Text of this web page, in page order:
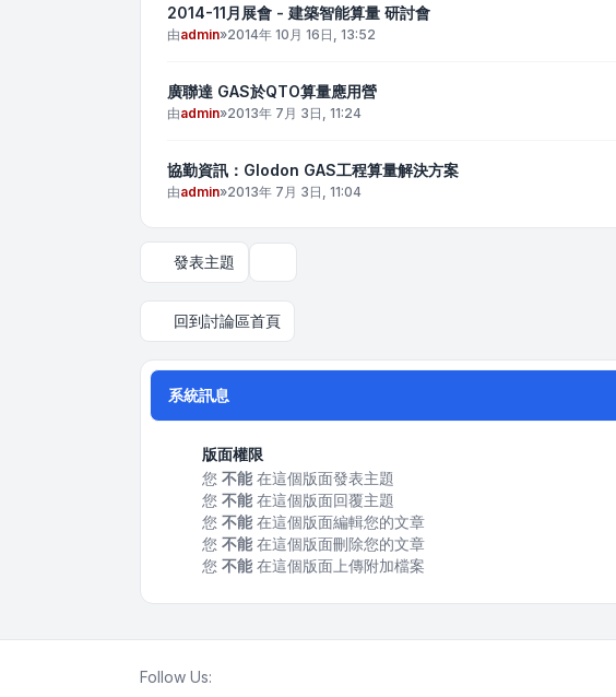
2014-11月展會 - 建築智能算量 研討會
由admin»2014年 10月 16日, 13:52
廣聯達 GAS於QTO算量應用營
由admin»2013年 7月 3日, 11:24
協勤資訊：Glodon GAS工程算量解決方案
由admin»2013年 7月 3日, 11:04
發表主題
回到討論區首頁
系統訊息
版面權限
您 不能在這個版面發表主題
您 不能在這個版面回覆主題
您 不能在這個版面編輯您的文章
您 不能在這個版面刪除您的文章
您 不能在這個版面上傳附加檔案
Follow Us: